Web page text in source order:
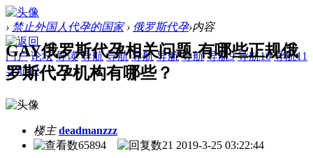
› 禁止外国人代孕的国家 › 俄罗斯代孕›内容
门户 论坛 导读 导航 导航 导航 导航 导航 导航9 导航10 导航11
导航12
GAY俄罗斯代孕相关问题-有哪些正规俄
罗斯代孕机构有哪些？
楼主 deadmanzzz
65894
21 2019-3-25 03:22:44